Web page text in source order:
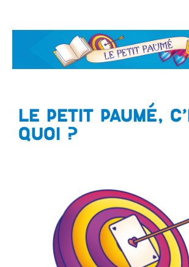
LE PETIT PAUMÉ,
QUOI ?